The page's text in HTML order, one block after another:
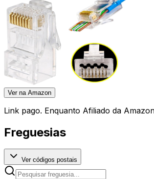
Ver na Amazon
Link pago. Enquanto Afiliado da
Freguesias
Ver códigos postais